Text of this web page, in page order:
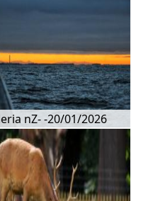
nZ- -20/01/2026